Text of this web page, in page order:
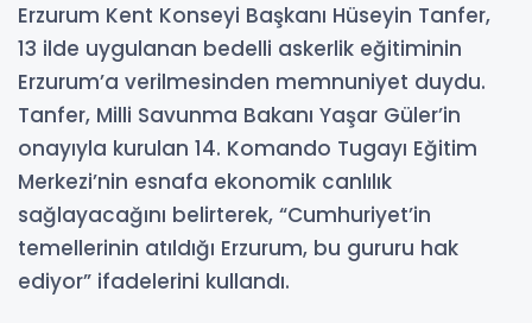
Erzurum Kent Konseyi Başkanı Hüseyin Tanfer,
13 ilde uygulanan bedelli askerlik eğitiminin
Erzurum’a verilmesinden memnuniyet duydu.
Tanfer, Milli Savunma Bakanı Yaşar Güler’in
onayıyla kurulan 14. Komando Tugayı Eğitim
Merkezi’nin esnafa ekonomik canlılık
sağlayacağını belirterek, “Cumhuriyet’in
temellerinin atıldığı Erzurum, bu gururu hak
ediyor” ifadelerini kullandı.